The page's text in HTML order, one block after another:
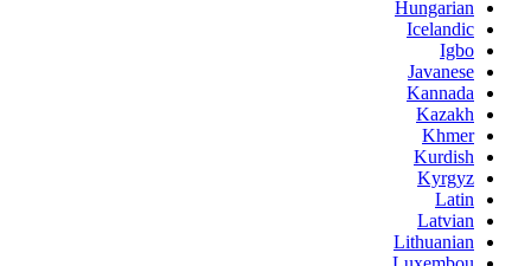
Hungarian
Icelandic
Igbo
Javanese
Kannada
Kazakh
Khmer
Kurdish
Kyrgyz
Latin
Latvian
Lithuanian